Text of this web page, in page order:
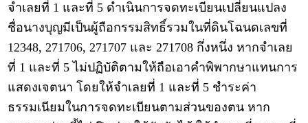
จำเลยที่ 1 และที่ 5 ดำเนินการจดทะเบียนเปลี่ยนแปลง
ชื่อนางบุญมีเป็นผู้ถือกรรมสิทธิ์รวมในที่ดินโฉนดเลขที่
12348, 271706, 271707 และ 271708 กึ่งหนึ่ง หากจำเลย
ที่ 1 และที่ 5 ไม่ปฏิบัติตามให้ถือเอาคำพิพากษาแทนการ
แสดงเจตนา โดยให้จำเลยที่ 1 และที่ 5 ชำระค่า
ธรรมเนียมในการจดทะเบียนตามส่วนของตน หาก